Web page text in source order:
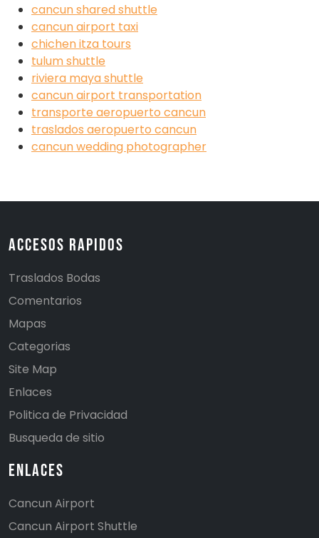
cancun shared shuttle
cancun airport taxi
chichen itza tours
tulum shuttle
riviera maya shuttle
cancun airport transportation
transporte aeropuerto cancun
traslados aeropuerto cancun
cancun wedding photographer
Accesos Rapidos
Traslados Bodas
Comentarios
Mapas
Categorias
Site Map
Enlaces
Politica de Privacidad
Busqueda de sitio
Enlaces
Cancun Airport
Cancun Airport Shuttle